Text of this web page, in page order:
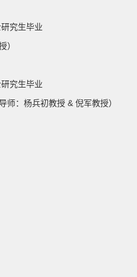
究生毕业
）
究生毕业
师：杨兵初教授 & 倪军教授）